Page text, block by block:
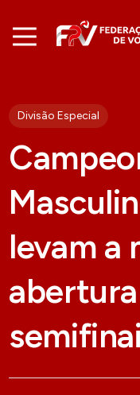
Divisão Especial
levam a